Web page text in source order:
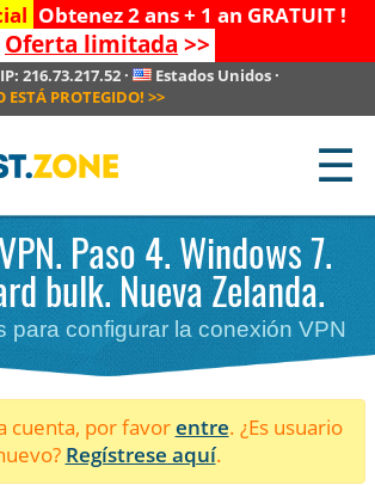
Obtenez 2 ans + 1 an GRATUIT !
Oferta limitada >>
216.73.217.52 · Estados Unidos·
ESTÁ PROTEGIDO! >>
☰
Paso 4. Windows 7.
bulk. Nueva Zelanda.
para configurar la conexión VPN
cuenta, por favorentre. ¿Es usuario
Regístrese aquí.